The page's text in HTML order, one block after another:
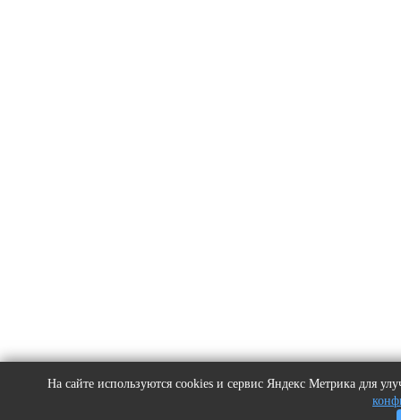
На сайте используются cookies и сервис Яндекс Метрика для